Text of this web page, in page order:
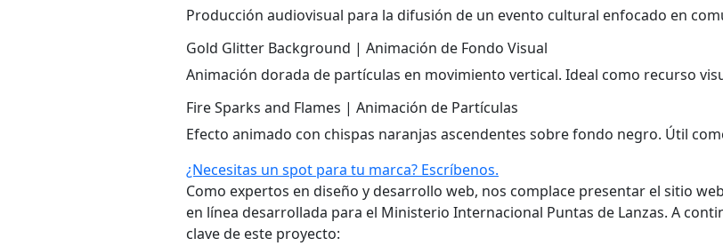
Producción audiovisual para la difusión de un evento cultural enfocado en
Gold Glitter Background | Animación de Fondo Visual
Animación dorada de partículas en movimiento vertical. Ideal como recurso
Fire Sparks and Flames | Animación de Partículas
Efecto animado con chispas naranjas ascendentes sobre fondo negro. Útil
¿Necesitas un spot para tu marca? Escríbenos.
Como expertos en diseño y desarrollo web, nos complace presentar el sitio
en línea desarrollada para el Ministerio Internacional Puntas de Lanzas. A
clave de este proyecto: